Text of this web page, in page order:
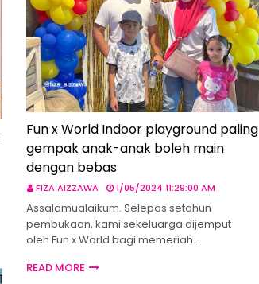
Fun x World Indoor playground paling
gempak anak-anak boleh main
dengan bebas
FIZA AIZZAWA 1/05/2024 11:29:00 AM
Assalamualaikum. Selepas setahun
pembukaan, kami sekeluarga dijemput
oleh Fun x World bagi memeriah…
READ MORE